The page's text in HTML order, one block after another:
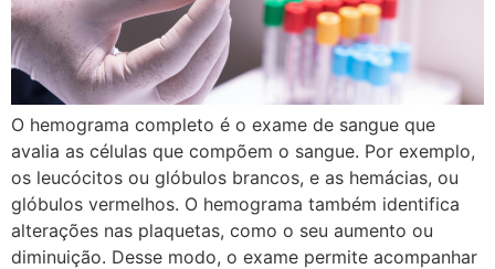
O hemograma completo é o exame de sangue que
avalia as células que compõem o sangue. Por exemplo,
os leucócitos ou glóbulos brancos, e as hemácias, ou
glóbulos vermelhos. O hemograma também identifica
alterações nas plaquetas, como o seu aumento ou
diminuição. Desse modo, o exame permite acompanhar